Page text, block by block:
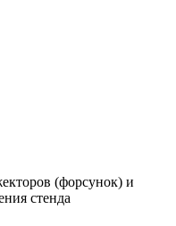
(форсунок) и
стенда